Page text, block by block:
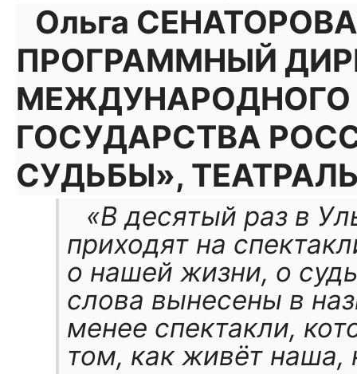
Ольга
ПРОГРАММНЫЙ
МЕЖДУНАРОДНОГО
ГОСУДАРСТВА
СУДЬБЫ»,
«В десятый раз в
приходят на
о нашей жизни, о
слова вынесены в
менее спектакли,
том, как живёт наша,